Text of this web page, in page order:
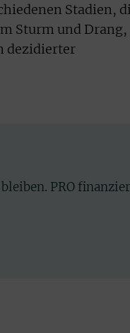
Stadien,
Sturm und Drang,
dezidierter
PRO